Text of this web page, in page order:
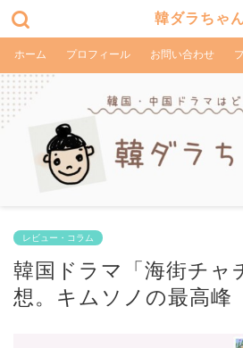
韓ダラちゃ
ホーム プロフィール お問い合わせ
レビュー・コラム
韓国ドラマ「海街チャ
想。キムソノの最高峰